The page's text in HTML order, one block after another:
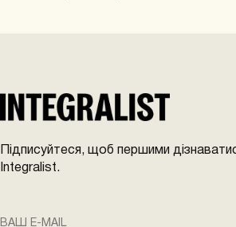
Підписуйтеся, щоб першими
Integralist.